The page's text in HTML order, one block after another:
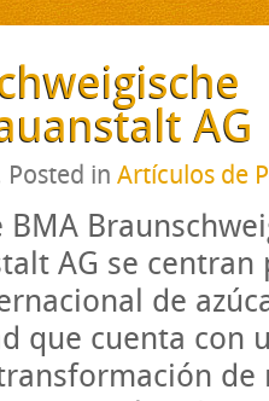
AG
Posted in Artículos de
BMA
AG se
de
que cuenta con
de